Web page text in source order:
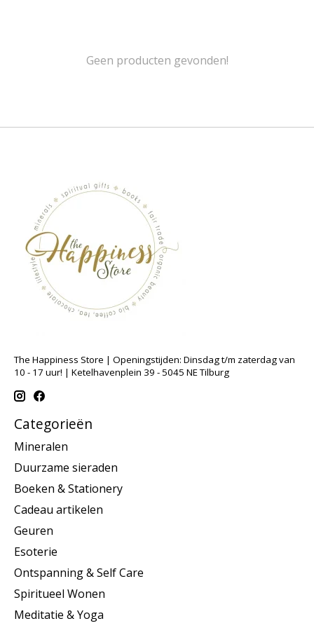
Geen producten gevonden!
The Happiness Store | Openingstijden: Dinsdag t/m zaterdag van
10 - 17 uur! | Ketelhavenplein 39 - 5045 NE Tilburg
Categorieën
Mineralen
Duurzame sieraden
Boeken & Stationery
Cadeau artikelen
Geuren
Esoterie
Ontspanning & Self Care
Spiritueel Wonen
Meditatie & Yoga